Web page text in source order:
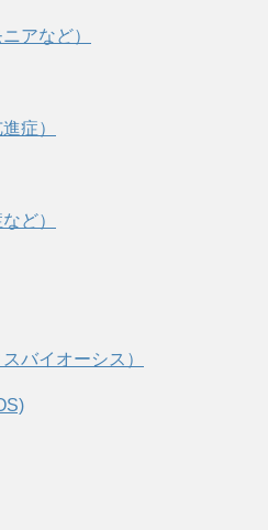
アなど）
症）
ど）
バイオーシス）